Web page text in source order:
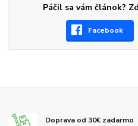
Páčil sa vám článok?
Facebook
Doprava od 30€ zadarmo